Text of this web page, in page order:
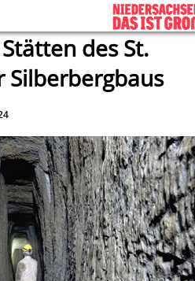
des St.
Silberbergbaus